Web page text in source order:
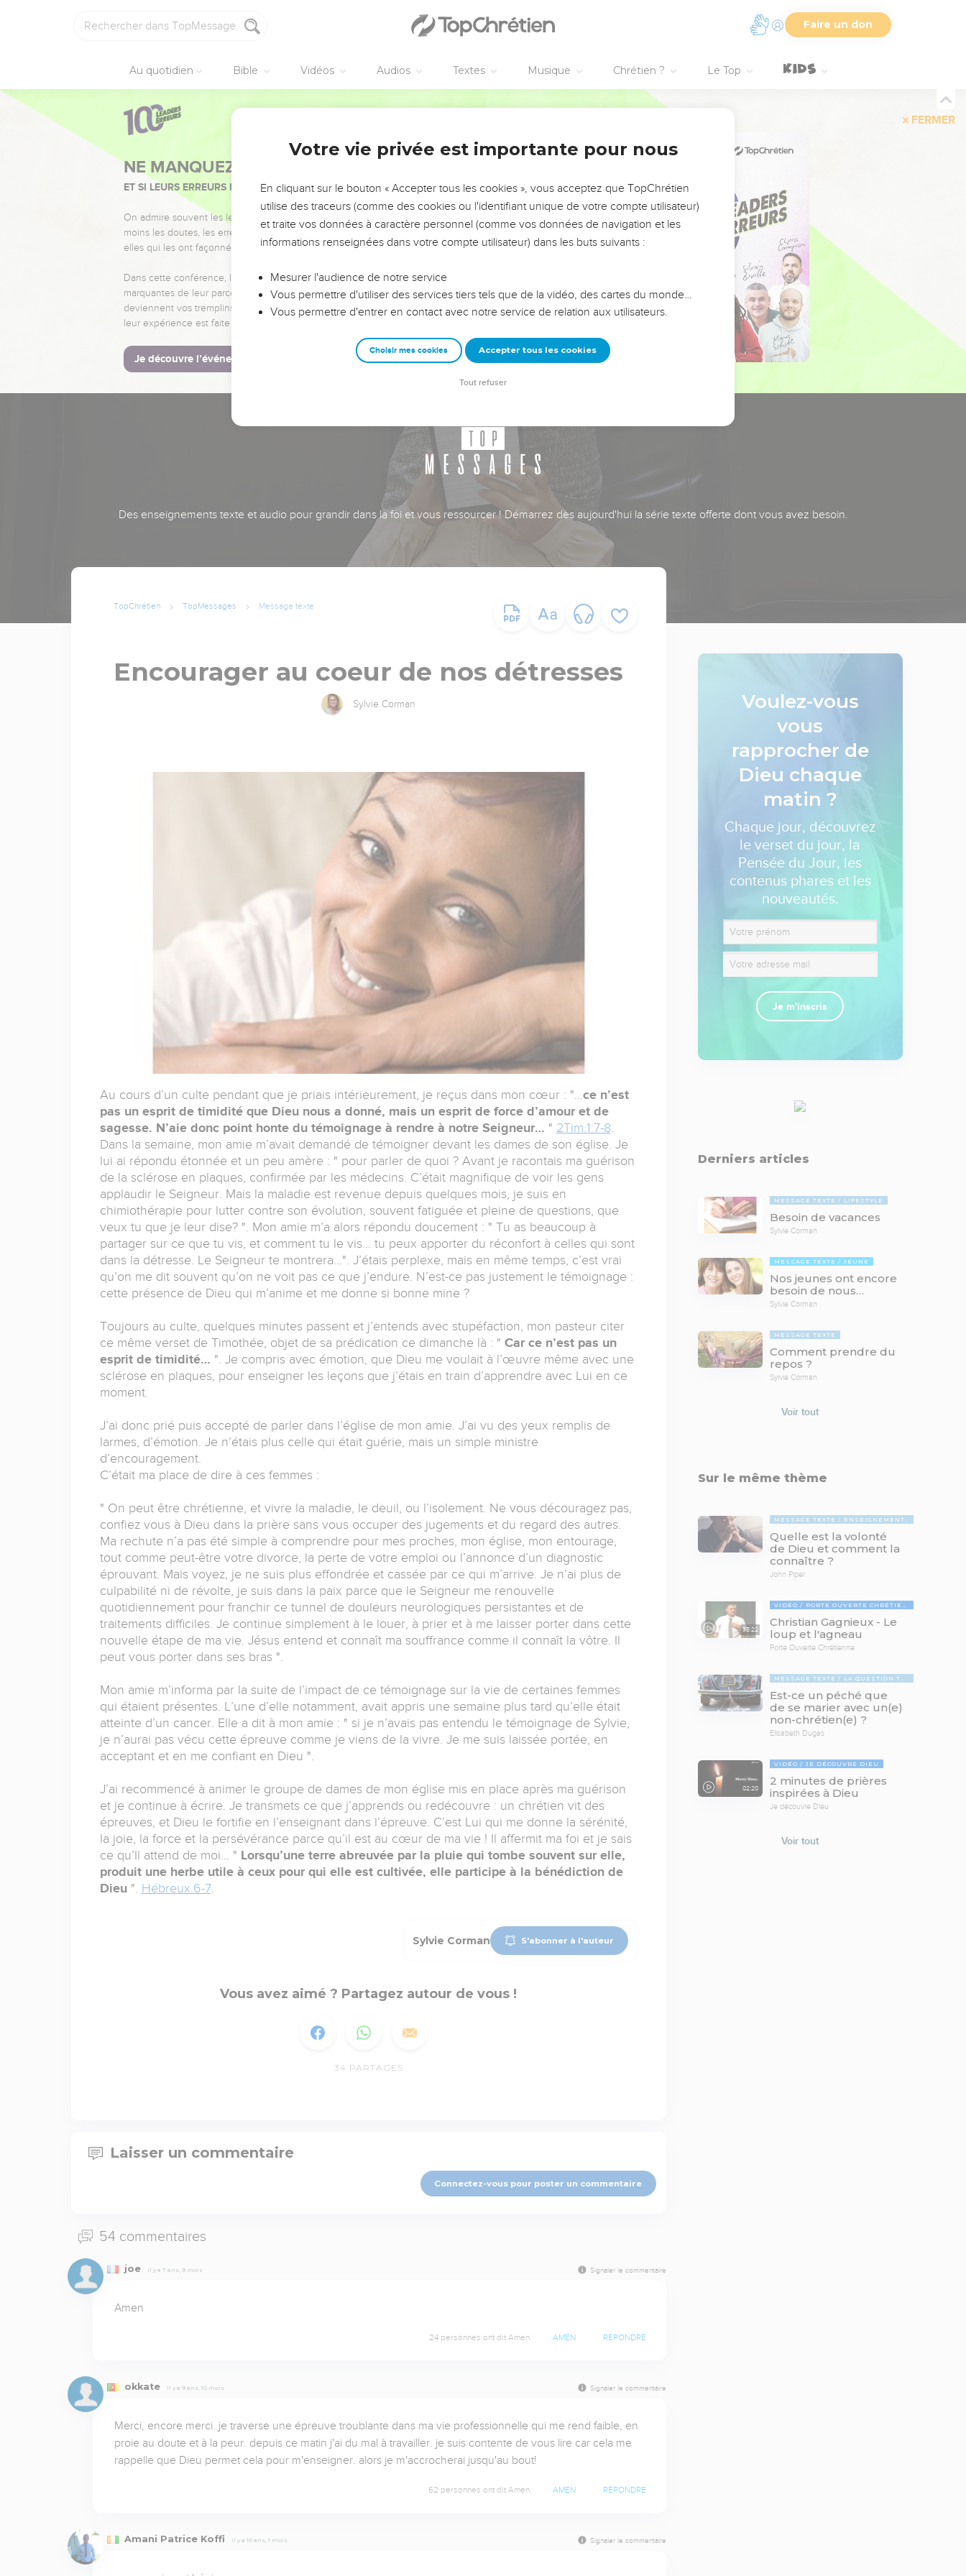
Faire un don
Au quotidien Bible Vidéos Audios Textes Musique Chrétien ? Le Top
FERMER
NE MANQUEZ PAS L’ÉVÉNEMENT DE L’ANNÉE !
ET SI LEURS ERREURS POUVAIENT VOUS ÉVITER LES VOTRES ?
On admire souvent les leaders pour leurs réussites, leur impact, leur foi ou leur vision. Mais on voit
moins les doutes, les erreurs et les saisons difficiles qu'ils ont traversés, alors même que ce sont
elles qui les ont façonnés.
Dans cette conférence, leaders, entrepreneurs, et responsables reviennent sur les erreurs
marquantes de leur parcours et les clés pour avancer avec plus de sagesse afin que leurs erreurs
deviennent vos tremplins. Que vous guidiez un ministère, une équipe, un groupe ou une famille,
leur expérience est faite pour vous.
Je découvre l’événement
Des enseignements texte et audio pour grandir dans la foi et vous ressourcer ! Démarrez dès aujourd'hui la série texte offerte dont vous avez besoin.
TopChrétien TopMessages Message texte
Encourager au coeur de nos détresses
Sylvie Corman
Au cours d’un culte pendant que je priais intérieurement, je reçus dans mon cœur : "…ce n’est
pas un esprit de timidité que Dieu nous a donné, mais un esprit de force d’amour et de
sagesse. N’aie donc point honte du témoignage à rendre à notre Seigneur… " 2Tim.1:7-8.
Dans la semaine, mon amie m’avait demandé de témoigner devant les dames de son église. Je
lui ai répondu étonnée et un peu amère : " pour parler de quoi ? Avant je racontais ma guérison
de la sclérose en plaques, confirmée par les médecins. C’était magnifique de voir les gens
applaudir le Seigneur. Mais la maladie est revenue depuis quelques mois, je suis en
chimiothérapie pour lutter contre son évolution, souvent fatiguée et pleine de questions, que
veux tu que je leur dise? ". Mon amie m’a alors répondu doucement : " Tu as beaucoup à
partager sur ce que tu vis, et comment tu le vis… tu peux apporter du réconfort à celles qui sont
dans la détresse. Le Seigneur te montrera…". J’étais perplexe, mais en même temps, c’est vrai
qu’on me dit souvent qu’on ne voit pas ce que j’endure. N’est-ce pas justement le témoignage :
cette présence de Dieu qui m’anime et me donne si bonne mine ?
Toujours au culte, quelques minutes passent et j’entends avec stupéfaction, mon pasteur citer
ce même verset de Timothée, objet de sa prédication ce dimanche là : " Car ce n’est pas un
esprit de timidité… ". Je compris avec émotion, que Dieu me voulait à l’œuvre même avec une
sclérose en plaques, pour enseigner les leçons que j’étais en train d’apprendre avec Lui en ce
moment.
J’ai donc prié puis accepté de parler dans l’église de mon amie. J’ai vu des yeux remplis de
larmes, d’émotion. Je n’étais plus celle qui était guérie, mais un simple ministre
d’encouragement.
C’était ma place de dire à ces femmes :
" On peut être chrétienne, et vivre la maladie, le deuil, ou l’isolement. Ne vous découragez pas,
confiez vous à Dieu dans la prière sans vous occuper des jugements et du regard des autres.
Ma rechute n’a pas été simple à comprendre pour mes proches, mon église, mon entourage,
tout comme peut-être votre divorce, la perte de votre emploi ou l’annonce d’un diagnostic
éprouvant. Mais voyez, je ne suis plus effondrée et cassée par ce qui m’arrive. Je n’ai plus de
culpabilité ni de révolte, je suis dans la paix parce que le Seigneur me renouvelle
quotidiennement pour franchir ce tunnel de douleurs neurologiques persistantes et de
traitements difficiles. Je continue simplement à le louer, à prier et à me laisser porter dans cette
nouvelle étape de ma vie. Jésus entend et connaît ma souffrance comme il connaît la vôtre. Il
peut vous porter dans ses bras ".
Mon amie m’informa par la suite de l’impact de ce témoignage sur la vie de certaines femmes
qui étaient présentes. L’une d’elle notamment, avait appris une semaine plus tard qu’elle était
atteinte d’un cancer. Elle a dit à mon amie : " si je n’avais pas entendu le témoignage de Sylvie,
je n’aurai pas vécu cette épreuve comme je viens de la vivre. Je me suis laissée portée, en
acceptant et en me confiant en Dieu ".
J’ai recommencé à animer le groupe de dames de mon église mis en place après ma guérison
et je continue à écrire. Je transmets ce que j’apprends ou redécouvre : un chrétien vit des
épreuves, et Dieu le fortifie en l’enseignant dans l’épreuve. C’est Lui qui me donne la sérénité,
la joie, la force et la persévérance parce qu’il est au cœur de ma vie ! Il affermit ma foi et je sais
ce qu’Il attend de moi… " Lorsqu’une terre abreuvée par la pluie qui tombe souvent sur elle,
produit une herbe utile à ceux pour qui elle est cultivée, elle participe à la bénédiction de
Dieu ". Hébreux.6-7.
Sylvie Corman S'abonner à l'auteur
Vous avez aimé ? Partagez autour de vous !
34 PARTAGES
Laisser un commentaire
Connectez-vous pour poster un commentaire
54 commentaires
joe Il y a 7 ans, 9 mois Signaler le commentaire
Amen
24 personnes ont dit Amen AMEN RÉPONDRE
okkate Il y a 9 ans, 10 mois Signaler le commentaire
Merci, encore merci. je traverse une épreuve troublante dans ma vie professionnelle qui me rend faible, en
proie au doute et à la peur. depuis ce matin j'ai du mal à travailler. je suis contente de vous lire car cela me
rappelle que Dieu permet cela pour m'enseigner. alors je m'accrocherai jusqu'au bout!
62 personnes ont dit Amen AMEN RÉPONDRE
Amani Patrice Koffi Il y a 10 ans, 1 mois Signaler le commentaire
Voulez-vous
vous
rapprocher de
Dieu chaque
matin ?
Chaque jour, découvrez
le verset du jour, la
Pensée du Jour, les
contenus phares et les
nouveautés.
Je m'inscris
Derniers articles
MESSAGE TEXTE LIFESTYLE
Besoin de vacances
Sylvie Corman
MESSAGE TEXTE JEUNE
Nos jeunes ont encore
besoin de nous…
Sylvie Corman
MESSAGE TEXTE
Comment prendre du
repos ?
Sylvie Corman
Voir tout
Sur le même thème
MESSAGE TEXTE ENSEIGNEMENTS BIBLIQUES
Quelle est la volonté
de Dieu et comment la
connaître ?
John Piper
35:22
VIDÉO PORTE OUVERTE CHRÉTIENNE
Christian Gagnieux - Le
loup et l'agneau
Porte Ouverte Chrétienne
MESSAGE TEXTE LA QUESTION TABOUE
Est-ce un péché que
de se marier avec un(e)
non-chrétien(e) ?
Elisabeth Dugas
02:20
VIDÉO JE DÉCOUVRE DIEU
2 minutes de prières
inspirées à Dieu
Je découvre Dieu
Voir tout
Votre vie privée est importante pour nous
En cliquant sur le bouton « Accepter tous les cookies », vous acceptez que TopChrétien
utilise des traceurs (comme des cookies ou l'identifiant unique de votre compte utilisateur)
et traite vos données à caractère personnel (comme vos données de navigation et les
informations renseignées dans votre compte utilisateur) dans les buts suivants :
Mesurer l'audience de notre service
Vous permettre d'utiliser des services tiers tels que de la vidéo, des cartes du monde…
Vous permettre d'entrer en contact avec notre service de relation aux utilisateurs.
Choisir mes cookies Accepter tous les cookies
Tout refuser